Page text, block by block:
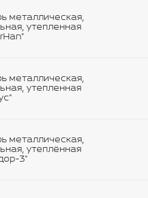
металлическая,
утепленная
металлическая,
утепленная
металлическая,
утеплённая
3"